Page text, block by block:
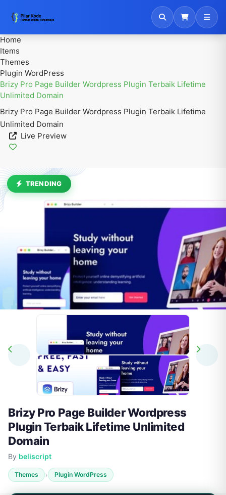
Home
Items
Themes
Plugin WordPress
Brizy Pro Page Builder Wordpress Plugin Terbaik Lifetime
Unlimited Domain
Brizy Pro Page Builder Wordpress Plugin Terbaik Lifetime
Unlimited Domain
Live Preview
TRENDING
Brizy Pro Page Builder Wordpress
Plugin Terbaik Lifetime Unlimited
Domain
By beliscript
Themes › Plugin WordPress